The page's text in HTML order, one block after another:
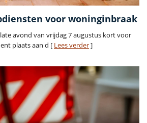
voor woninginbraak
avond van vrijdag 7 augustus kort voor
plaats aan d [ Lees verder]